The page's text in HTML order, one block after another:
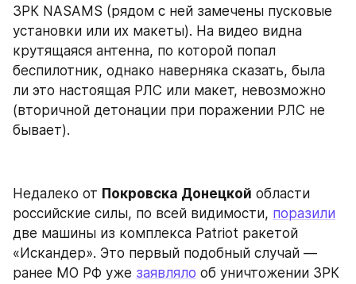
ЗРК NASAMS (рядом с ней замечены пусковые
установки или их макеты). На видео видна
крутящаяся антенна, по которой попал
беспилотник, однако наверняка сказать, была
ли это настоящая РЛС или макет, невозможно
(вторичной детонации при поражении РЛС не
бывает).
Недалеко от Покровска Донецкой области
российские силы, по всей видимости, поразили
две машины из комплекса Patriot ракетой
«Искандер». Это первый подобный случай —
ранее МО РФ уже заявляло об уничтожении ЗРК